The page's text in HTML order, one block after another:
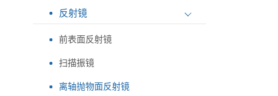
反射镜
前表面反射镜
扫描振镜
离轴抛物面反射镜